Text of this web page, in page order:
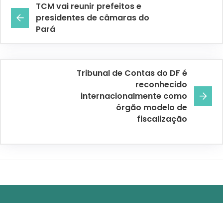
TCM vai reunir prefeitos e
presidentes de câmaras do
Pará
Tribunal de Contas do DF é
reconhecido
internacionalmente como
órgão modelo de
fiscalização